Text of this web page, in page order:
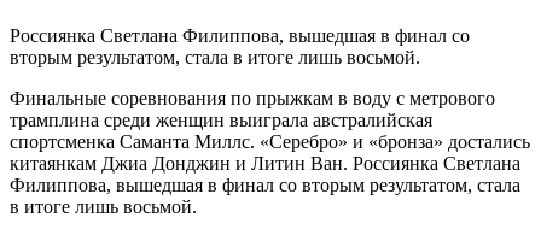
Россиянка Светлана Филиппова, вышедшая в финал со
вторым результатом, стала в итоге лишь восьмой.
Финальные соревнования по прыжкам в воду с метрового
трамплина среди женщин выиграла австралийская
спортсменка Саманта Миллс. «Серебро» и «бронза» достались
китаянкам Джиа Донджин и Литин Ван. Россиянка Светлана
Филиппова, вышедшая в финал со вторым результатом, стала
в итоге лишь восьмой.